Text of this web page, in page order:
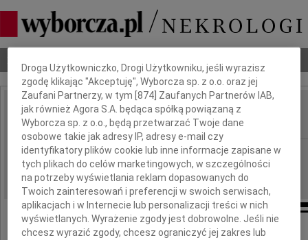
IMIĘ I NAZWISKO: Jan Żytka
REGION: Warszawa
DATA EMISJI: 03.01.2025
Dbamy o Twoją prywatność
Droga Użytkowniczko, Drogi Użytkowniku, jeśli wyrazisz
zgodę klikając "Akceptuję", Wyborcza sp. z o.o. oraz jej
Zaufani Partnerzy, w tym [874 ] Zaufanych Partnerów IAB,
jak również Agora S.A. będąca spółką powiązaną z
Wyborcza sp. z o.o., będą przetwarzać Twoje dane
osobowe takie jak adresy IP, adresy e-mail czy
identyfikatory plików cookie lub inne informacje zapisane w
tych plikach do celów marketingowych, w szczególności
na potrzeby wyświetlania reklam dopasowanych do
Twoich zainteresowań i preferencji w swoich serwisach,
aplikacjach i w Internecie lub personalizacji treści w nich
wyświetlanych. Wyrażenie zgody jest dobrowolne. Jeśli nie
chcesz wyrazić zgody, chcesz ograniczyć jej zakres lub